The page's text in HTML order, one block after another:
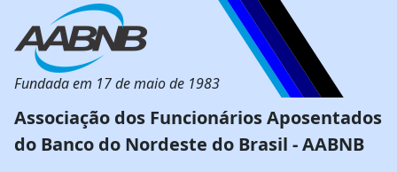
Fundada em 17 de maio de 1983
Associação dos Funcionários Aposentados
do Banco do Nordeste do Brasil - AABNB